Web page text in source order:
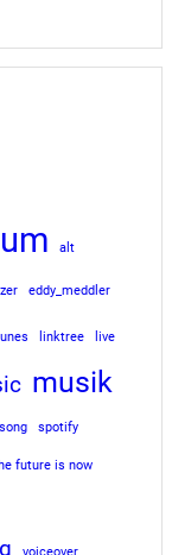
alt
eddy_meddler
linktree live
musik
song spotify
future is now